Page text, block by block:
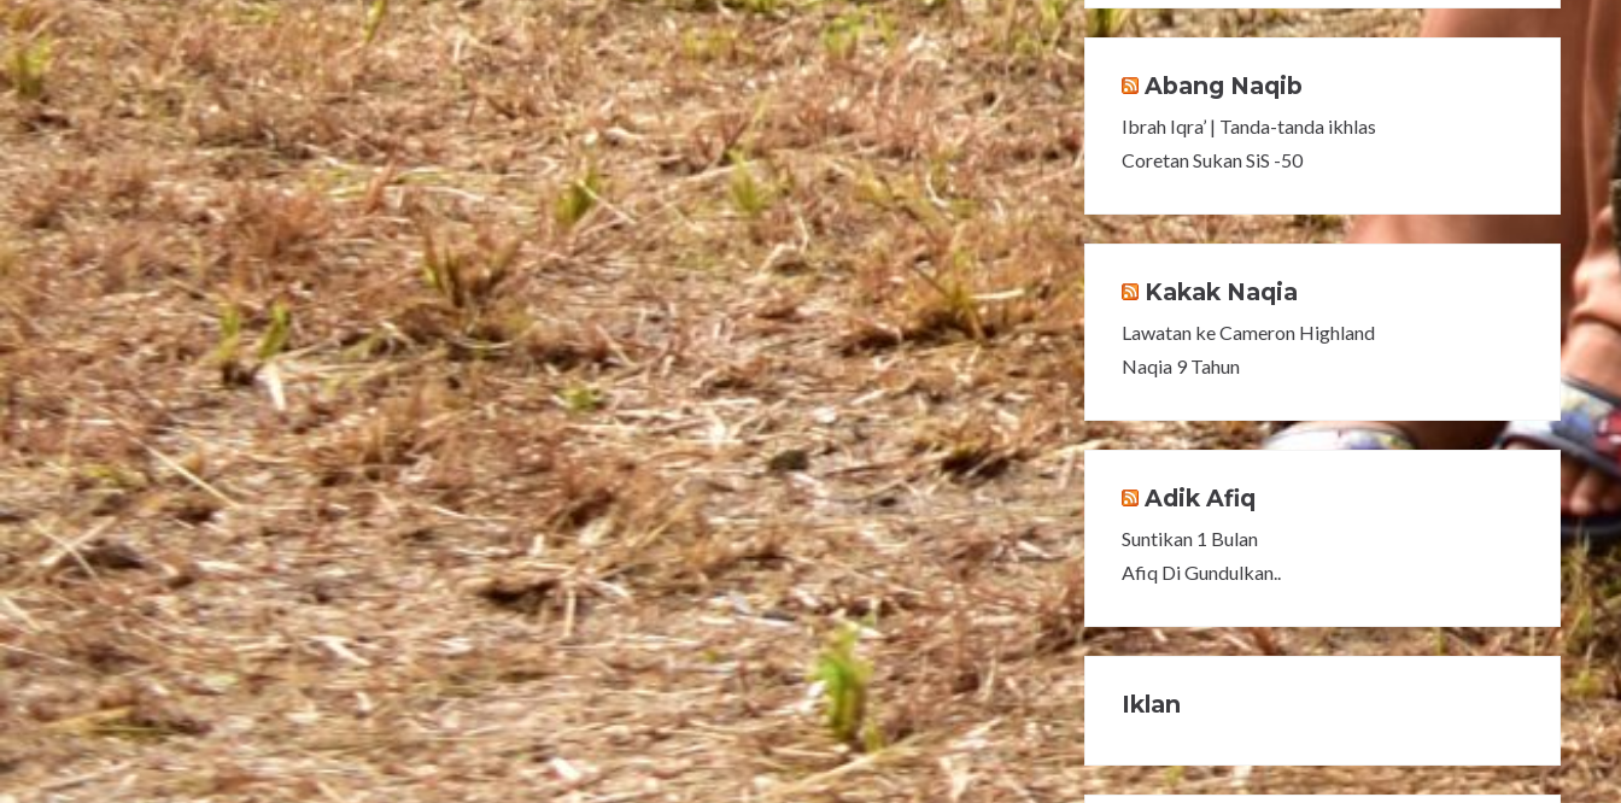
Abang Naqib
Ibrah Iqra’ | Tanda-tanda ikhlas
Coretan Sukan SiS -50
Kakak Naqia
Lawatan ke Cameron Highland
Naqia 9 Tahun
Adik Afiq
Suntikan 1 Bulan
Afiq Di Gundulkan..
Iklan